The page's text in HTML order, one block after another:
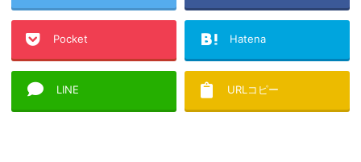
Pocket Hatena
LINE URLコピー